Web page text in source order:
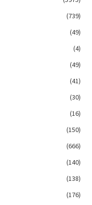
(739)
(49)
(4)
(49)
(41)
(30)
(16)
(150)
(666)
(140)
(138)
(176)